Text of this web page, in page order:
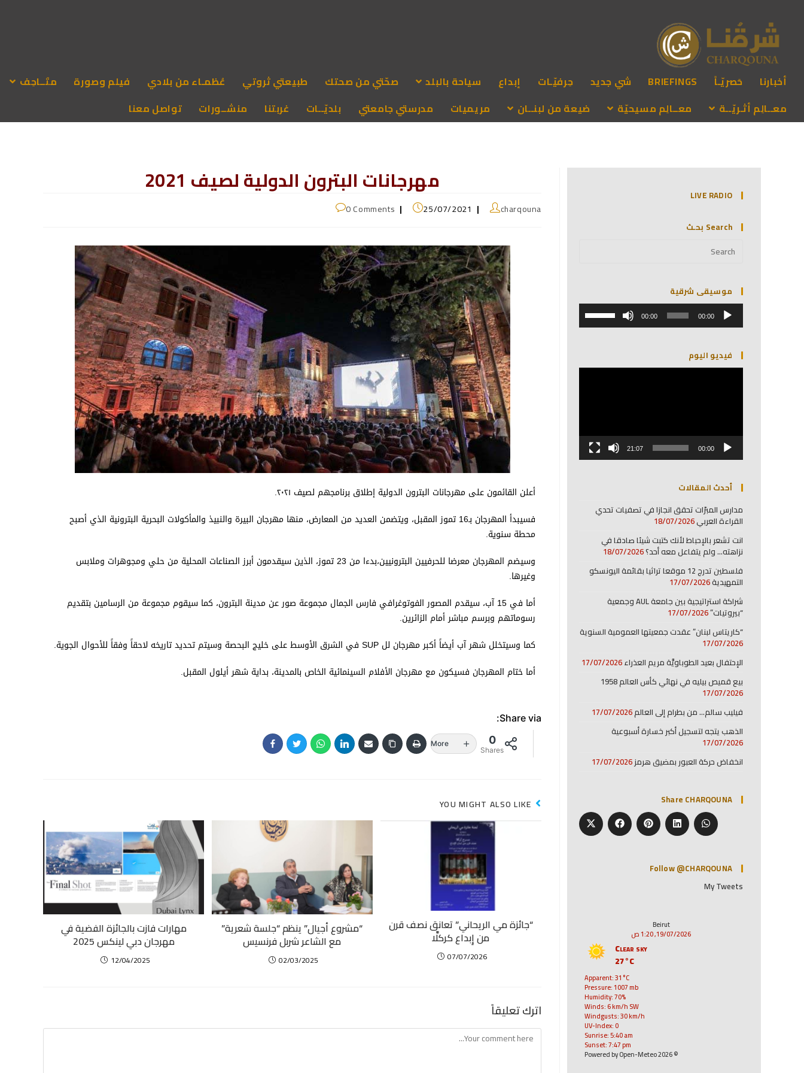
أخبارنا حَصريّـاً BRIEFINGS شي جديد حِرفيّـات إبداع سياحة بالبلد صحّتي من صحتك طبيعتي ثروتي عُظمـاء من بلادي فيلم وصورة
متَــاحِف
معــالِم أثـريّــة
معــالِم مسيحيّة ضيعة من لبنــان مريميات مدرستي جامعتي بلديّــات غربتنا منشــورات تواصل معنا
مهرجانات البترون الدولية لصيف 2021
charqouna
25/07/2021
0 Comments
أعلن القائمون على مهرجانات ​البترون​ الدولية إطلاق برنامجهم لصيف ٢٠٢١.
فسيبدأ المهرجان بـ16 تموز المقبل، ويتضمن العديد من المعارض، منها مهرجان البيرة والنبيذ والمأكولات البحرية البترونية الذي أصبح
محطة سنوية.
وسيضم المهرجان معرضا للحرفيين البترونيين،بدءا من 23 تموز، الذين سيقدمون أبرز الصناعات المحلية من حلي ومجوهرات وملابس
وغيرها.
أما في 15 آب، سيقدم المصور الفوتوغرافي ​فارس الجمال​ مجموعة صور عن مدينة البترون، كما سيقوم مجموعة من الرسامين بتقديم
رسوماتهم وبرسم مباشر أمام الزائرين.
كما وسيتخلل شهر آب أيضاً أكبر مهرجان لل SUP في الشرق الأوسط على خليج البحصة وسيتم تحديد تاريخه لاحقاً وفقاً للأحوال الجوية.
أما ختام المهرجان فسيكون مع مهرجان الأفلام السينمائية الخاص بالمدينة، بداية شهر أيلول المقبل.
Share via:
0
Shares
More
YOU MIGHT ALSO LIKE
مهارات فازت بالجائزة الفضية في
مهرجان دبي لينكس 2025
12/04/2025
“مشروع أجيال” ينظم “جلسة شعرية”
مع الشاعر شربل فرنسيس
02/03/2025
“جائزة مي الريحاني” تعانق نصف قرن
من إِبداع كركلَّا
07/07/2026
اترك تعليقاً
LIVE RADIO
Search بحـث
موسيقى شرقية
مشغل
الصوت 00:00
00:00
مفاتيح
لزيادة
فيديو اليوم
مشغل
00:00
21:07
أحدث المقالات
مدارس المبرّات تحقق انجازا في تصفيات تحدي
القراءة العربي18/07/2026
انت تشعر بالإحباط لأنك كتبت شيئا صادقا في
نزاهته… ولم يتفاعل معه أحد؟18/07/2026
فلسطين تدرج 12 موقعا تراثيا بقائمة اليونسكو
التمهيدية17/07/2026
شراكة استراتيجية بين جامعة AUL وجمعية
“بيروتيات”17/07/2026
“كاريتاس لبنان” عقدت جمعيتها العمومية السنوية
17/07/2026
الإحتفال بعيد الطوباويَّة مريم العذراء17/07/2026
بيع قميص بيليه في نهائي كأس العالم 1958
17/07/2026
فيليب سالم… من بطرام إلى العالم17/07/2026
الذهب يتجه لتسجيل أكبر خسارة أسبوعية
17/07/2026
انخفاض حركة العبور بمضيق هرمز17/07/2026
Share CHARQOUNA
Follow @CHARQOUNA
My Tweets
Beirut
19/07/2026, 1:20 ص
Clear sky
27°C
Apparent: 31°C
Pressure: 1007 mb
Humidity: 70%
Winds: 6 km/h SW
Windgusts: 30 km/h
UV-Index: 0
Sunrise: 5:40 am
Sunset: 7:47 pm
© 2026 Powered by Open-Meteo